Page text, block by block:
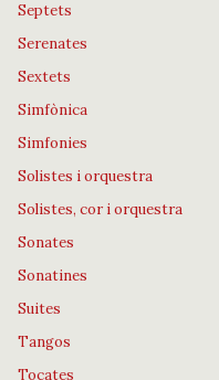
Septets
Serenates
Sextets
Simfònica
Simfonies
Solistes i orquestra
Solistes, cor i orquestra
Sonates
Sonatines
Suites
Tangos
Tocates